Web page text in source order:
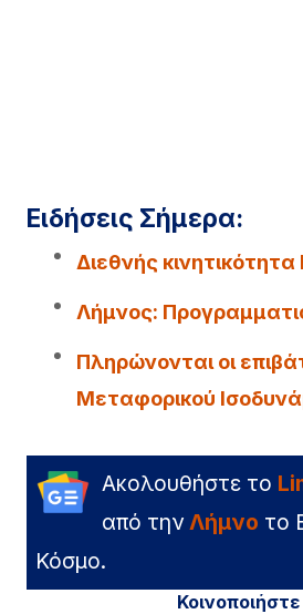
Ειδήσεις Σήμερα:
Διεθνής
Λήμνος:
Πληρώνονται οι
Μεταφορικού
Ακολουθήστε το
από την Λήμνο το
Κόσμο.